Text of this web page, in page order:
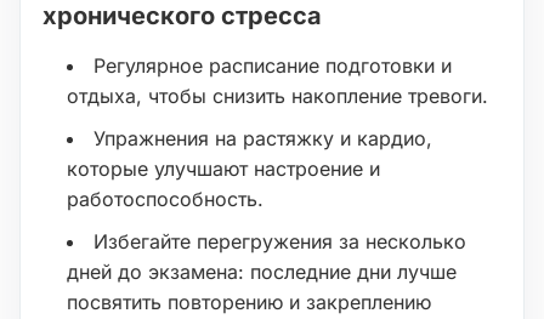
хронического стресса
Регулярное расписание подготовки и
отдыха, чтобы снизить накопление тревоги.
Упражнения на растяжку и кардио,
которые улучшают настроение и
работоспособность.
Избегайте перегружения за несколько
дней до экзамена: последние дни лучше
посвятить повторению и закреплению